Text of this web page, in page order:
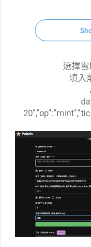
選擇雪
填入